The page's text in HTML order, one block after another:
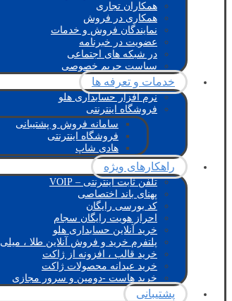
همکاران تجاری
همکاری در فروش
نمایندگان فروش و خدمات
عضویت در خبرنامه
در شبکه های اجتماعی
سیاست حریم خصوصی
خدمات و تعرفه ها
نرم افزار حسابداری هلو
فروشگاه اینترنتی
سامانه فروش و پشتیبانی
فروشگاه اینترنتی
هادی شاپ
راهکارهای ویژه
تلفن ثابت اینترنتی – VOIP
پهنای باند اختصاصی
کد بورسی رایگان
احراز هویت رایگان سجام
خرید آنلاین حسابداری هلو
پلتفرم خرید و فروش آنلاین طلا ، میلی
خرید قالب ، افزونه از ژاکت
خرید عیدانه محصولات ژاکت
خرید هاست -دومین و سرور مجازی
پشتیبانی